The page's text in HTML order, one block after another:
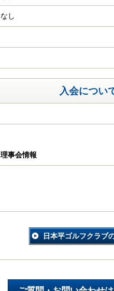
なし
入会につい
理事会情報
日本平ゴルフクラブ